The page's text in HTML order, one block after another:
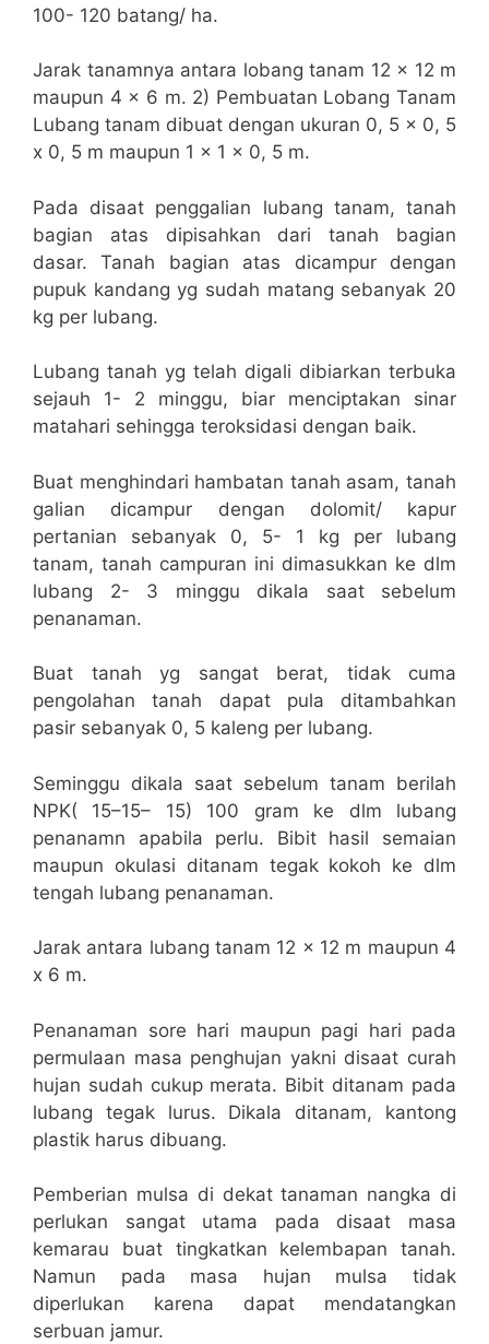
100- 120 batang/ ha.
Jarak tanamnya antara lobang tanam 12 x 12 m
maupun 4 x 6 m. 2) Pembuatan Lobang Tanam
Lubang tanam dibuat dengan ukuran 0, 5 x 0, 5
x 0, 5 m maupun 1 x 1 x 0, 5 m.
Pada disaat penggalian lubang tanam, tanah
bagian atas dipisahkan dari tanah bagian
dasar. Tanah bagian atas dicampur dengan
pupuk kandang yg sudah matang sebanyak 20
kg per lubang.
Lubang tanah yg telah digali dibiarkan terbuka
sejauh 1- 2 minggu, biar menciptakan sinar
matahari sehingga teroksidasi dengan baik.
Buat menghindari hambatan tanah asam, tanah
galian dicampur dengan dolomit/ kapur
pertanian sebanyak 0, 5- 1 kg per lubang
tanam, tanah campuran ini dimasukkan ke dlm
lubang 2- 3 minggu dikala saat sebelum
penanaman.
Buat tanah yg sangat berat, tidak cuma
pengolahan tanah dapat pula ditambahkan
pasir sebanyak 0, 5 kaleng per lubang.
Seminggu dikala saat sebelum tanam berilah
NPK( 15–15– 15) 100 gram ke dlm lubang
penanamn apabila perlu. Bibit hasil semaian
maupun okulasi ditanam tegak kokoh ke dlm
tengah lubang penanaman.
Jarak antara lubang tanam 12 x 12 m maupun 4
x 6 m.
Penanaman sore hari maupun pagi hari pada
permulaan masa penghujan yakni disaat curah
hujan sudah cukup merata. Bibit ditanam pada
lubang tegak lurus. Dikala ditanam, kantong
plastik harus dibuang.
Pemberian mulsa di dekat tanaman nangka di
perlukan sangat utama pada disaat masa
kemarau buat tingkatkan kelembapan tanah.
Namun pada masa hujan mulsa tidak
diperlukan karena dapat mendatangkan
serbuan jamur.